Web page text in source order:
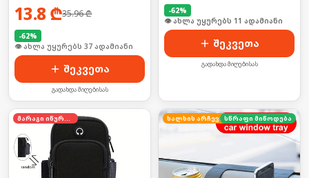
13.8 ₾35.96₾
-62%
🛒 ბოლო 24სთ-ში იყიდა 50-მა
შეკვეთა
გადახდა მიღებისას
-62%
🛒 ბოლო 24სთ-ში იყიდა 13-მა
შეკვეთა
გადახდა მიღებისას
მარაგი იწურება ხალხის არჩევანისწრაფი მიწოდება